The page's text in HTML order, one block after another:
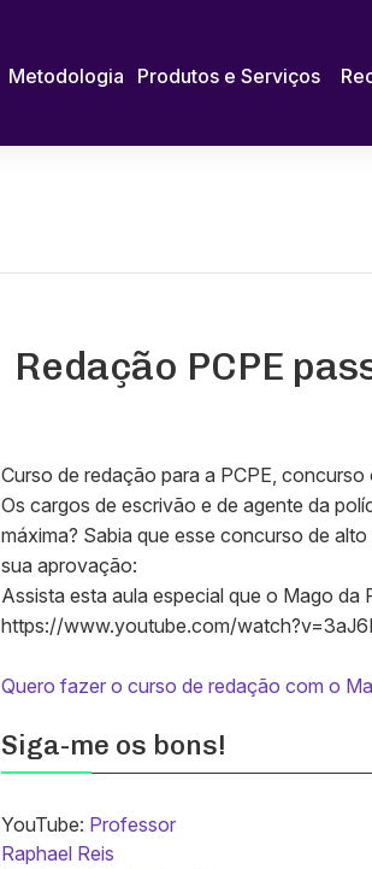
Metodologia Produtos e Serviços
Redação PCPE
Curso de redação para a PCPE,
Os cargos de escrivão e de agente da
máxima? Sabia que esse concurso de
sua aprovação:
Assista esta aula especial que o Mago
https://www.youtube.com/
Quero fazer o curso de redação com o
Siga-me os bons!
YouTube: Professor
Raphael Reis